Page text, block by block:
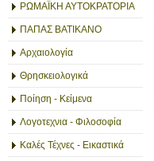
ΡΩΜΑΪΚΗ ΑΥΤΟΚΡΑΤΟΡΙΑ
ΠΑΠΑΣ ΒΑΤΙΚΑΝΟ
Αρχαιολογία
Θρησκειολογικά
Ποίηση - Κείμενα
Λογοτεχνια - Φιλοσοφία
Καλές Τέχνες - Εικαστικά